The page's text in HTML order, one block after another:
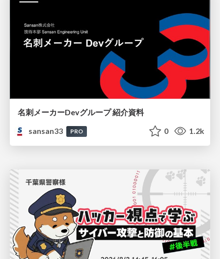
名刺メーカーDevグループ 紹介資料
sansan33
PRO 0 1.2k